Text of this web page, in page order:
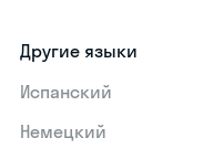
Другие языки
Испанский
Немецкий